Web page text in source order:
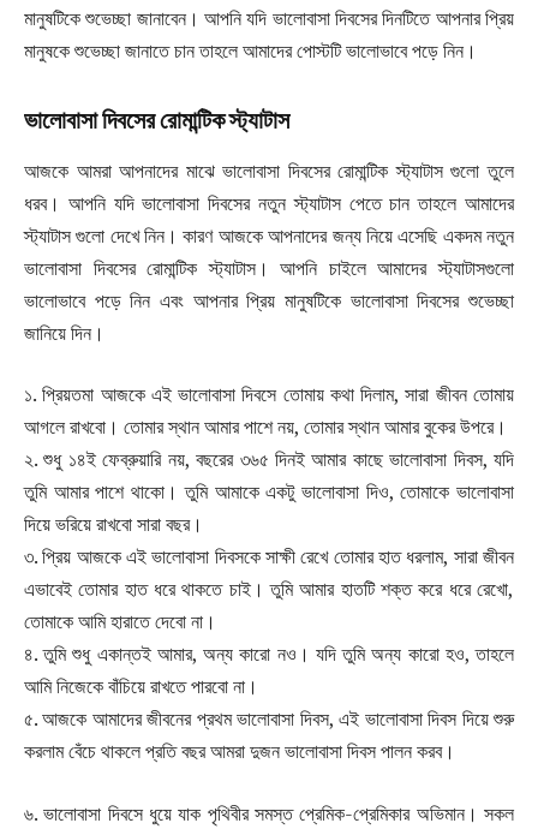
মানুষটিকে শুভেচ্ছা জানাবেন। আপনি যদি ভালোবাসা দিবসের দিনটিতে আপনার প্রিয়
মানুষকে শুভেচ্ছা জানাতে চান তাহলে আমাদের পোস্টটি ভালোভাবে পড়ে নিন।
ভালোবাসা দিবসের রোমান্টিক স্ট্যাটাস
আজকে আমরা আপনাদের মাঝে ভালোবাসা দিবসের রোমান্টিক স্ট্যাটাস গুলো তুলে
ধরব। আপনি যদি ভালোবাসা দিবসের নতুন স্ট্যাটাস পেতে চান তাহলে আমাদের
স্ট্যাটাস গুলো দেখে নিন। কারণ আজকে আপনাদের জন্য নিয়ে এসেছি একদম নতুন
ভালোবাসা দিবসের রোমান্টিক স্ট্যাটাস। আপনি চাইলে আমাদের স্ট্যাটাসগুলো
ভালোভাবে পড়ে নিন এবং আপনার প্রিয় মানুষটিকে ভালোবাসা দিবসের শুভেচ্ছা
জানিয়ে দিন।
১. প্রিয়তমা আজকে এই ভালোবাসা দিবসে তোমায় কথা দিলাম, সারা জীবন তোমায়
আগলে রাখবো। তোমার স্থান আমার পাশে নয়, তোমার স্থান আমার বুকের উপরে।
২. শুধু ১৪ই ফেব্রুয়ারি নয়, বছরের ৩৬৫ দিনই আমার কাছে ভালোবাসা দিবস, যদি
তুমি আমার পাশে থাকো। তুমি আমাকে একটু ভালোবাসা দিও, তোমাকে ভালোবাসা
দিয়ে ভরিয়ে রাখবো সারা বছর।
৩. প্রিয় আজকে এই ভালোবাসা দিবসকে সাক্ষী রেখে তোমার হাত ধরলাম, সারা জীবন
এভাবেই তোমার হাত ধরে থাকতে চাই। তুমি আমার হাতটি শক্ত করে ধরে রেখো,
তোমাকে আমি হারাতে দেবো না।
৪. তুমি শুধু একান্তই আমার, অন্য কারো নও। যদি তুমি অন্য কারো হও, তাহলে
আমি নিজেকে বাঁচিয়ে রাখতে পারবো না।
৫. আজকে আমাদের জীবনের প্রথম ভালোবাসা দিবস, এই ভালোবাসা দিবস দিয়ে শুরু
করলাম বেঁচে থাকলে প্রতি বছর আমরা দুজন ভালোবাসা দিবস পালন করব।
৬. ভালোবাসা দিবসে ধুয়ে যাক পৃথিবীর সমস্ত প্রেমিক-প্রেমিকার অভিমান। সকল